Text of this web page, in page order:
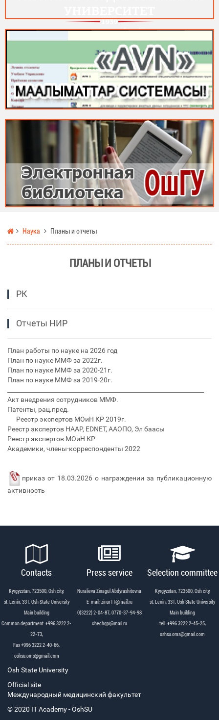
Наука Планы и отчеты
ПЛАНЫ И ОТЧЕТЫ
РК
Отчеты НИР
План работы по науке на 2026 год
План по науке ММФ за 2022г.
План по науке ММФ за 2020-21г.
План по науке ММФ за 2019-20г.
Акт внедрения сотрудников ММФ.
Патенты, рац.пред.
Реестр экспертов МОиН КР 2019г.
Реестр экспертов НААР, EDNET, ААОПО, Эл баасы
Реестр экспертов МОиН КР
Академики, члены-корреспонденты 2022
приказ от 18.03.2026 о награждении за публикационную
активность
Contacts
Kyrgyzstan, 723500, Osh city,
st. Lenin, 331, Osh State University
Main building
Common department: +996 3222 2-
22-73,
Fax +996 3222 2-40-66,
oshsu.oms@gmail.com
Press service
Nuralieva Zinagul Abdyrashitovna
Е-mail: zinur11@mail.ru
0(3222) 2-04-87, 0770-37-94-98
chechgpi@mail.ru
Selection committee
Kyrgyzstan, 723500, Osh city,
st. Lenin, 331, Osh State University
Main building
tell: +996 3222 2-45-25,
oshsu.oms@gmail.com
Osh State University
Official site
Международный медицинский факультет
© 2020 IT Academy - OshSU